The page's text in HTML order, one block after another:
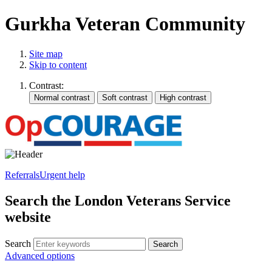
Gurkha Veteran Community
Site map
Skip to content
Contrast:
ReferralsUrgent help
Search the London Veterans Service
website
Search Search
Advanced options